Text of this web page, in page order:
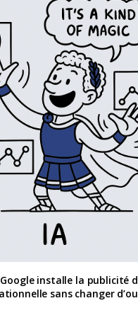
installe la publicité
sans changer